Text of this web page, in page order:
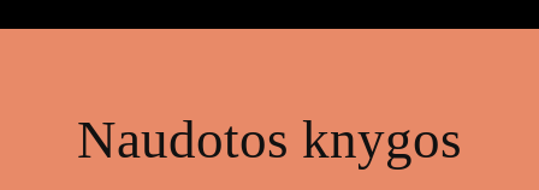
Naudotos knygos